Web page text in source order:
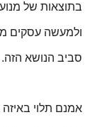
בתוצאות של
ולמעשה עסקים
סביב הנושא הזה.
אמנם תלוי